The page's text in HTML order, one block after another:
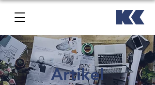
Artikel